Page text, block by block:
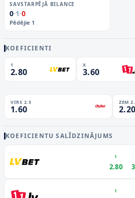
SAVSTARPĒJĀ BILANCE
0·1·0
Pēdējie 1
KOEFICIENTI
1
2.80
X
3.60
VIRS 2.5
1.60
ZEM
2.20
KOEFICIENTU SALĪDZINĀJUMS
1
2.80
1